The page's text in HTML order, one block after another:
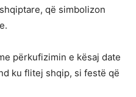
që simbolizon
përkufizimin e kësaj date
ku flitej shqip, si festë që